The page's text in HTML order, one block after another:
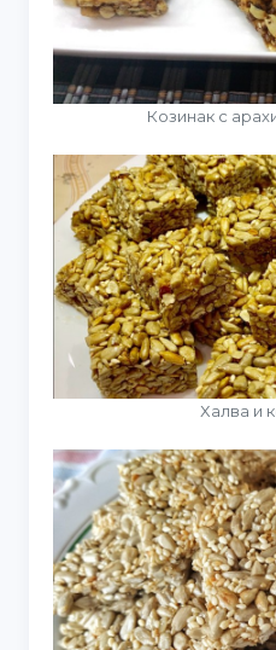
Козинак с
Халва и